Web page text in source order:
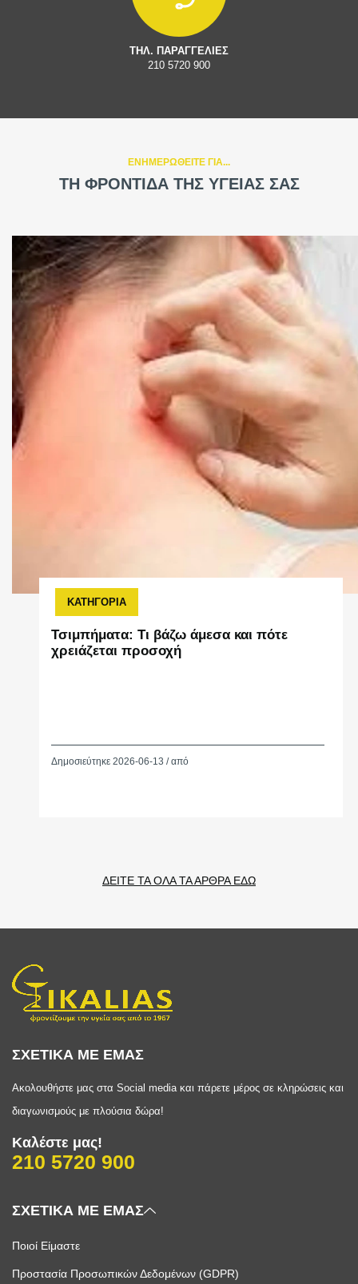
ΤΗΛ. ΠΑΡΑΓΓΕΛΙΕΣ
210 5720 900
ΕΝΗΜΕΡΩΘΕΙΤΕ ΓΙΑ...
ΤΗ ΦΡΟΝΤΙΔΑ ΤΗΣ ΥΓΕΙΑΣ ΣΑΣ
ΚΑΤΗΓΟΡΙΑ
Τσιμπήματα: Τι βάζω άμεσα και πότε
χρειάζεται προσοχή
Δημοσιεύτηκε 2026-06-13 / από
ΔΕΙΤΕ ΤΑ ΟΛΑ ΤΑ ΑΡΘΡΑ ΕΔΩ
ΣΧΕΤΙΚΑ ΜΕ ΕΜΑΣ
Ακολουθήστε μας στα Social media και πάρετε μέρος σε κληρώσεις και
διαγωνισμούς με πλούσια δώρα!
Καλέστε μας!
210 5720 900
ΣΧΕΤΙΚΑ ΜΕ ΕΜΑΣ
Ποιοί Είμαστε
Προστασία Προσωπικών Δεδομένων (GDPR)